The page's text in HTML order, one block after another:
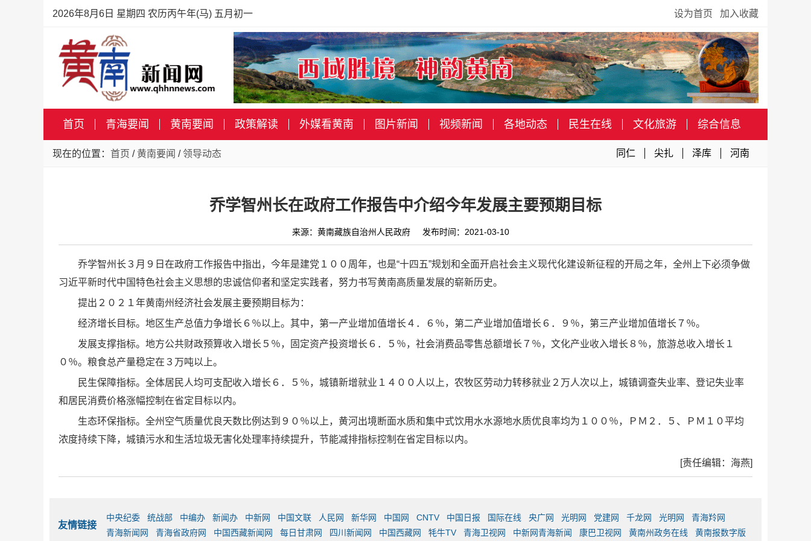
2026年8月6日 星期四 农历丙午年(马) 五月初一 设为首页 加入收藏
首页 青海要闻 黄南要闻 政策解读 外媒看黄南 图片新闻 视频新闻 各地动态 民生在线 文化旅游 综合信息
现在的位置： 首页 / 黄南要闻 /领导动态 同仁 尖扎 泽库 河南
乔学智州长在政府工作报告中介绍今年发展主要预期目标
来源：黄南藏族自治州人民政府 发布时间：2021-03-10
乔学智州长３月９日在政府工作报告中指出，今年是建党１００周年，也是“十四五”规划和全面开启社会主义现代化建设新征程的开局之年，全州上下必须争做
习近平新时代中国特色社会主义思想的忠诚信仰者和坚定实践者，努力书写黄南高质量发展的崭新历史。
提出２０２１年黄南州经济社会发展主要预期目标为：
经济增长目标。地区生产总值力争增长６％以上。其中，第一产业增加值增长４．６％，第二产业增加值增长６．９％，第三产业增加值增长７％。
发展支撑指标。地方公共财政预算收入增长５％，固定资产投资增长６．５％，社会消费品零售总额增长７％，文化产业收入增长８％，旅游总收入增长１
０％。粮食总产量稳定在３万吨以上。
民生保障指标。全体居民人均可支配收入增长６．５％，城镇新增就业１４００人以上，农牧区劳动力转移就业２万人次以上，城镇调查失业率、登记失业率
和居民消费价格涨幅控制在省定目标以内。
生态环保指标。全州空气质量优良天数比例达到９０％以上，黄河出境断面水质和集中式饮用水水源地水质优良率均为１００％，ＰＭ２．５、ＰＭ１０平均
浓度持续下降，城镇污水和生活垃圾无害化处理率持续提升，节能减排指标控制在省定目标以内。
[责任编辑：海燕]
友情链接
中央纪委 统战部 中编办 新闻办 中新网 中国文联 人民网 新华网 中国网 CNTV 中国日报 国际在线 央广网 光明网 党建网 千龙网 光明网
青海羚网
青海新闻网
青海省政府网 中国西藏新闻网 每日甘肃网 四川新闻网 中国西藏网 牦牛TV 青海卫视网 中新网青海新闻 康巴卫视网 黄南州政务在线 黄南报数字版